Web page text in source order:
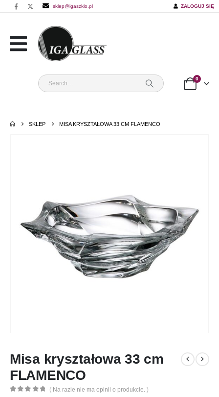
sklep@igaszklo.pl ZALOGUJ SIĘ
0
SKLEP MISA KRYSZTAŁOWA 33 CM FLAMENCO
Misa kryształowa 33 cm
FLAMENCO
( Na razie nie ma opinii o produkcie. )